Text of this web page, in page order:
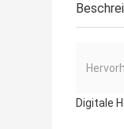
Digitale